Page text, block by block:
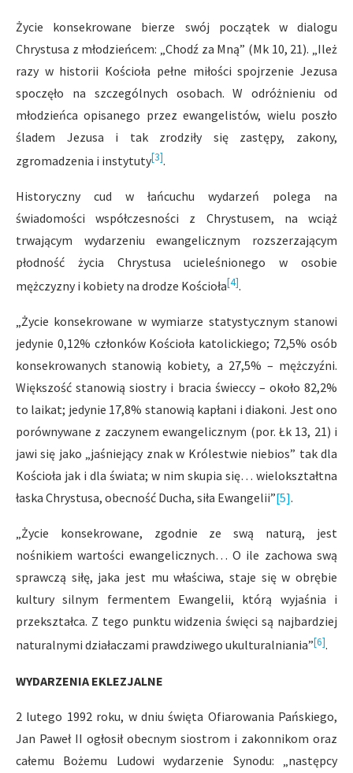
Życie konsekrowane bierze swój początek w dialogu
Chrystusa z młodzieńcem: „Chodź za Mną” (Mk 10, 21). „Ileż
razy w historii Kościoła pełne miłości spojrzenie Jezusa
spoczęło na szczególnych osobach. W odróżnieniu od
młodzieńca opisanego przez ewangelistów, wielu poszło
śladem Jezusa i tak zrodziły się zastępy, zakony,
zgromadzenia i instytuty[3].
Historyczny cud w łańcuchu wydarzeń polega na
świadomości współczesności z Chrystusem, na wciąż
trwającym wydarzeniu ewangelicznym rozszerzającym
płodność życia Chrystusa ucieleśnionego w osobie
mężczyzny i kobiety na drodze Kościoła[4].
„Życie konsekrowane w wymiarze statystycznym stanowi
jedynie 0,12% członków Kościoła katolickiego; 72,5% osób
konsekrowanych stanowią kobiety, a 27,5% – mężczyźni.
Większość stanowią siostry i bracia świeccy – około 82,2%
to laikat; jedynie 17,8% stanowią kapłani i diakoni. Jest ono
porównywane z zaczynem ewangelicznym (por. Łk 13, 21) i
jawi się jako „jaśniejący znak w Królestwie niebios” tak dla
Kościoła jak i dla świata; w nim skupia się… wielokształtna
łaska Chrystusa, obecność Ducha, siła Ewangelii”[5].
„Życie konsekrowane, zgodnie ze swą naturą, jest
nośnikiem wartości ewangelicznych… O ile zachowa swą
sprawczą siłę, jaka jest mu właściwa, staje się w obrębie
kultury silnym fermentem Ewangelii, którą wyjaśnia i
przekształca. Z tego punktu widzenia święci są najbardziej
naturalnymi działaczami prawdziwego ukulturalniania”[6].
WYDARZENIA EKLEZJALNE
2 lutego 1992 roku, w dniu święta Ofiarowania Pańskiego,
Jan Paweł II ogłosił obecnym siostrom i zakonnikom oraz
całemu Bożemu Ludowi wydarzenie Synodu: „następcy